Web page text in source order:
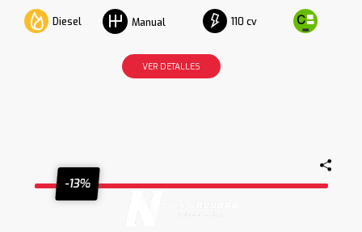
Diesel Manual 110 cv
VER DETALLES
-13%